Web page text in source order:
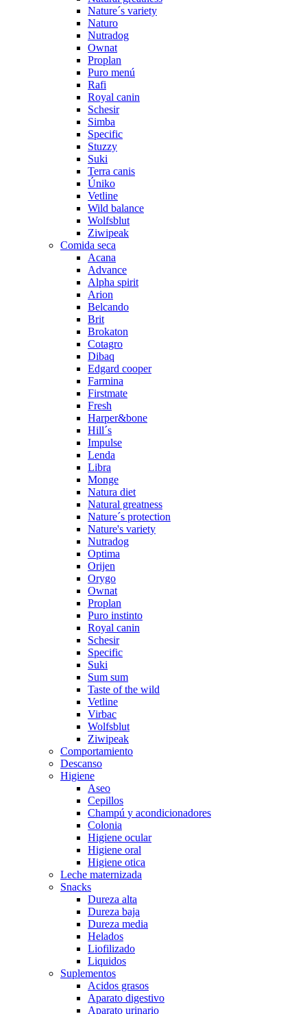
Nature´s variety
Naturo
Nutradog
Ownat
Proplan
Puro menú
Rafi
Royal canin
Schesir
Simba
Specific
Stuzzy
Suki
Terra canis
Úniko
Vetline
Wild balance
Wolfsblut
Ziwipeak
Comida seca
Acana
Advance
Alpha spirit
Arion
Belcando
Brit
Brokaton
Cotagro
Dibaq
Edgard cooper
Farmina
Firstmate
Fresh
Harper&bone
Hill´s
Impulse
Lenda
Libra
Monge
Natura diet
Natural greatness
Nature´s protection
Nature's variety
Nutradog
Optima
Orijen
Orygo
Ownat
Proplan
Puro instinto
Royal canin
Schesir
Specific
Suki
Sum sum
Taste of the wild
Vetline
Virbac
Wolfsblut
Ziwipeak
Comportamiento
Descanso
Higiene
Aseo
Cepillos
Champú y acondicionadores
Colonia
Higiene ocular
Higiene oral
Higiene otica
Leche maternizada
Snacks
Dureza alta
Dureza baja
Dureza media
Helados
Liofilizado
Liquidos
Suplementos
Acidos grasos
Aparato digestivo
Aparato urinario